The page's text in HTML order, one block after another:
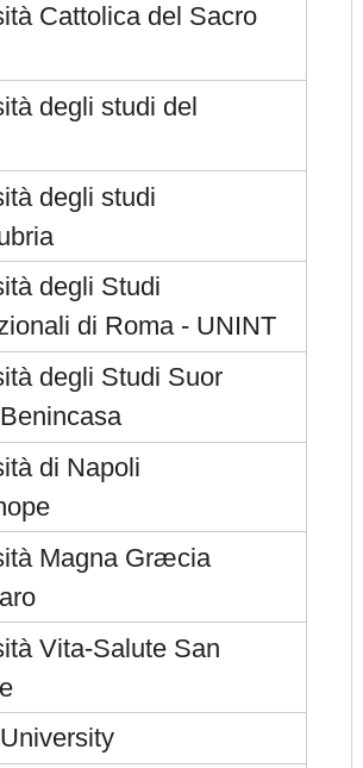
Cattolica del Sacro
degli studi del
degli studi
degli Studi
di Roma - UNINT
degli Studi Suor
di Napoli
Magna Græcia
Vita-Salute San